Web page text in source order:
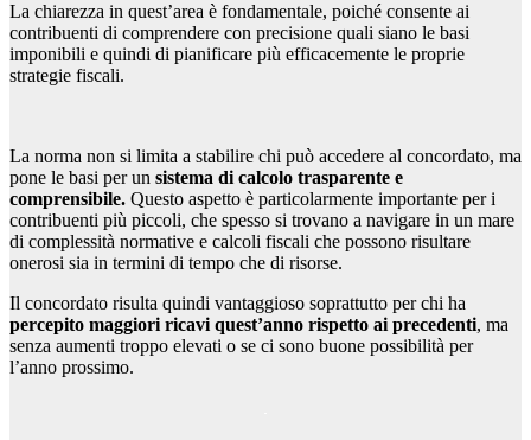
La chiarezza in quest’area è fondamentale, poiché consente ai
contribuenti di comprendere con precisione quali siano le basi
imponibili e quindi di pianificare più efficacemente le proprie
strategie fiscali.
La norma non si limita a stabilire chi può accedere al concordato, ma
pone le basi per un sistema di calcolo trasparente e
comprensibile. Questo aspetto è particolarmente importante per i
contribuenti più piccoli, che spesso si trovano a navigare in un mare
di complessità normative e calcoli fiscali che possono risultare
onerosi sia in termini di tempo che di risorse.
Il concordato risulta quindi vantaggioso soprattutto per chi ha
percepito maggiori ricavi quest’anno rispetto ai precedenti, ma
senza aumenti troppo elevati o se ci sono buone possibilità per
l’anno prossimo.